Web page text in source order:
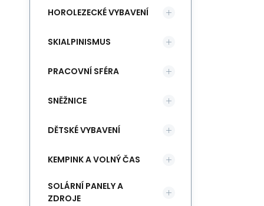
HOROLEZECKÉ VYBAVENÍ
SKIALPINISMUS
PRACOVNÍ SFÉRA
SNĚŽNICE
DĚTSKÉ VYBAVENÍ
KEMPINK A VOLNÝ ČAS
SOLÁRNÍ PANELY A
ZDROJE